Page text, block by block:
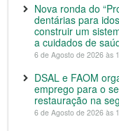
Nova ronda do
dentárias para
construir um
a cuidados de
6 de Agosto de 2026 às
DSAL e FAOM
emprego para o
restauração na
6 de Agosto de 2026 às